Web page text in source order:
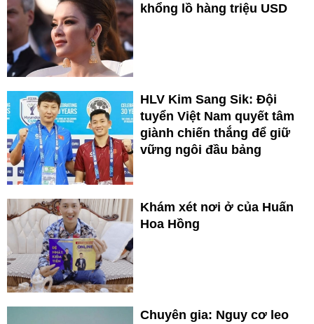
khổng lồ hàng triệu USD
HLV Kim Sang Sik: Đội
tuyển Việt Nam quyết tâm
giành chiến thắng để giữ
vững ngôi đầu bảng
Khám xét nơi ở của Huấn
Hoa Hồng
Chuyên gia: Nguy cơ leo